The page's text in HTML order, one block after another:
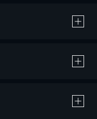
よる作品の購入 / レンタルです。